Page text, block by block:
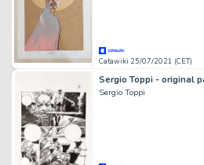
Catawiki 25/07/2021 (CET)
Sergio Toppi